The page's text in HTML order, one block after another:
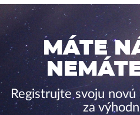
MÁTE
Registrujte svoju
za